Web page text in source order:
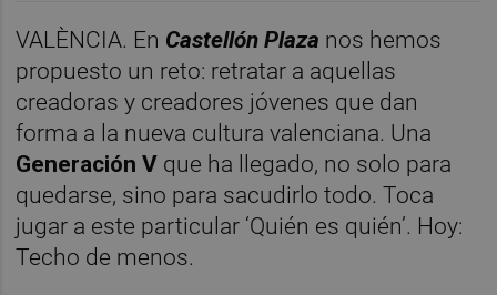
VALÈNCIA. En Castellón Plaza nos hemos
propuesto un reto: retratar a aquellas
creadoras y creadores jóvenes que dan
forma a la nueva cultura valenciana. Una
Generación V que ha llegado, no solo para
quedarse, sino para sacudirlo todo. Toca
jugar a este particular ‘Quién es quién’. Hoy:
Techo de menos.